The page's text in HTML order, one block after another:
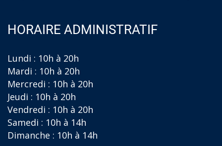
HORAIRE ADMINISTRATIF
Lundi : 10h à 20h
Mardi : 10h à 20h
Mercredi : 10h à 20h
Jeudi : 10h à 20h
Vendredi : 10h à 20h
Samedi : 10h à 14h
Dimanche : 10h à 14h